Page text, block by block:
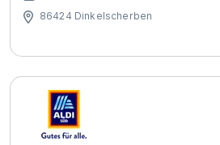
86424 Dinkelscherben